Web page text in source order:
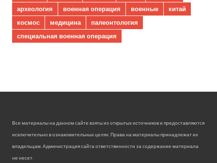
археология
военная операция военные
китай
космос
медицина
палеонтология
специальная военная операция
Все материалы на данном сайте взяты из открытых источников и предоставляются
исключительно в ознакомительных целях. Права на материалы принадлежат их
владельцам. Администрация сайта ответственности за содержание материала
не несет.